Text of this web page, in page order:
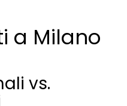
a Milano
vs.